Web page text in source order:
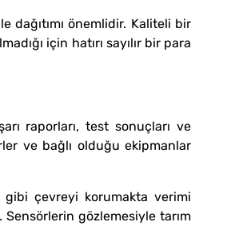
dağıtımı önemlidir. Kaliteli bir
için hatırı sayılır bir para
raporları, test sonuçları ve
ve bağlı olduğu ekipmanlar
gibi çevreyi korumakta verimi
gözlemesiyle tarım